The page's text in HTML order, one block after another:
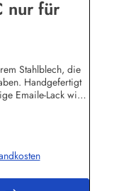
nur für
Stahlblech, die
Handgefertigt
Emaile-Lack wird
anziehen da sonst